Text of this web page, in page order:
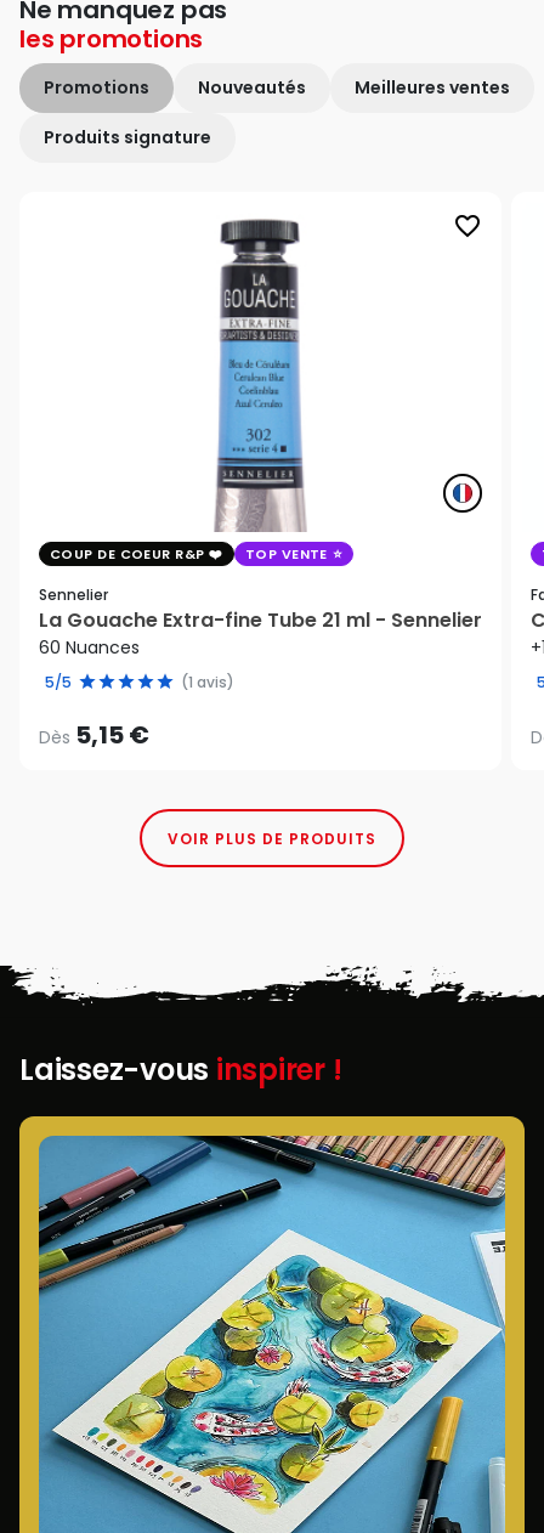
Ne manquez pas
les promotions
Promotions Nouveautés Meilleures ventes
Produits signature
favorite_border
COUP DE COEUR R&P TOP VENTE
Sennelier
La Gouache Extra-fine Tube 21 ml - Sennelier
60 Nuances
5/5 (1 avis)
Dès 5,15 €
VOIR PLUS DE PRODUITS
Laissez-vous inspirer !